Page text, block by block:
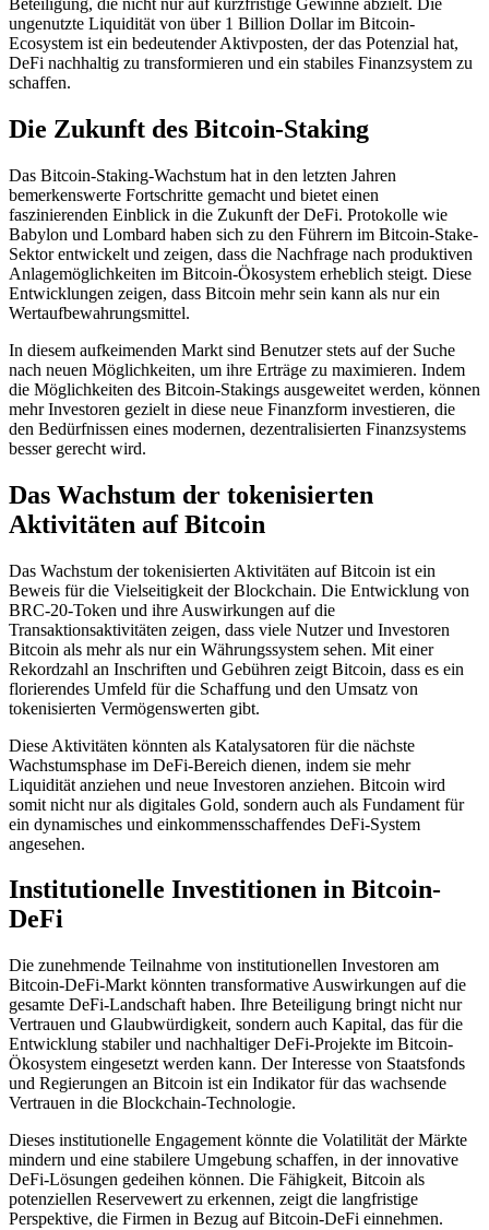
Beteiligung, die nicht nur auf kurzfristige Gewinne abzielt. Die
ungenutzte Liquidität von über 1 Billion Dollar im Bitcoin-
Ecosystem ist ein bedeutender Aktivposten, der das Potenzial hat,
DeFi nachhaltig zu transformieren und ein stabiles Finanzsystem zu
schaffen.
Die Zukunft des Bitcoin-Staking
Das Bitcoin-Staking-Wachstum hat in den letzten Jahren
bemerkenswerte Fortschritte gemacht und bietet einen
faszinierenden Einblick in die Zukunft der DeFi. Protokolle wie
Babylon und Lombard haben sich zu den Führern im Bitcoin-Stake-
Sektor entwickelt und zeigen, dass die Nachfrage nach produktiven
Anlagemöglichkeiten im Bitcoin-Ökosystem erheblich steigt. Diese
Entwicklungen zeigen, dass Bitcoin mehr sein kann als nur ein
Wertaufbewahrungsmittel.
In diesem aufkeimenden Markt sind Benutzer stets auf der Suche
nach neuen Möglichkeiten, um ihre Erträge zu maximieren. Indem
die Möglichkeiten des Bitcoin-Stakings ausgeweitet werden, können
mehr Investoren gezielt in diese neue Finanzform investieren, die
den Bedürfnissen eines modernen, dezentralisierten Finanzsystems
besser gerecht wird.
Das Wachstum der tokenisierten
Aktivitäten auf Bitcoin
Das Wachstum der tokenisierten Aktivitäten auf Bitcoin ist ein
Beweis für die Vielseitigkeit der Blockchain. Die Entwicklung von
BRC-20-Token und ihre Auswirkungen auf die
Transaktionsaktivitäten zeigen, dass viele Nutzer und Investoren
Bitcoin als mehr als nur ein Währungssystem sehen. Mit einer
Rekordzahl an Inschriften und Gebühren zeigt Bitcoin, dass es ein
florierendes Umfeld für die Schaffung und den Umsatz von
tokenisierten Vermögenswerten gibt.
Diese Aktivitäten könnten als Katalysatoren für die nächste
Wachstumsphase im DeFi-Bereich dienen, indem sie mehr
Liquidität anziehen und neue Investoren anziehen. Bitcoin wird
somit nicht nur als digitales Gold, sondern auch als Fundament für
ein dynamisches und einkommensschaffendes DeFi-System
angesehen.
Institutionelle Investitionen in Bitcoin-
DeFi
Die zunehmende Teilnahme von institutionellen Investoren am
Bitcoin-DeFi-Markt könnten transformative Auswirkungen auf die
gesamte DeFi-Landschaft haben. Ihre Beteiligung bringt nicht nur
Vertrauen und Glaubwürdigkeit, sondern auch Kapital, das für die
Entwicklung stabiler und nachhaltiger DeFi-Projekte im Bitcoin-
Ökosystem eingesetzt werden kann. Der Interesse von Staatsfonds
und Regierungen an Bitcoin ist ein Indikator für das wachsende
Vertrauen in die Blockchain-Technologie.
Dieses institutionelle Engagement könnte die Volatilität der Märkte
mindern und eine stabilere Umgebung schaffen, in der innovative
DeFi-Lösungen gedeihen können. Die Fähigkeit, Bitcoin als
potenziellen Reservewert zu erkennen, zeigt die langfristige
Perspektive, die Firmen in Bezug auf Bitcoin-DeFi einnehmen.